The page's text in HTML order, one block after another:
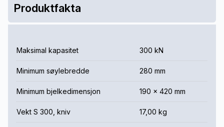
Produktfakta
Maksimal kapasitet 300 kN
Minimum søylebredde 280 mm
Minimum bjelkedimensjon 190 x 420 mm
Vekt S 300, kniv 17,00 kg